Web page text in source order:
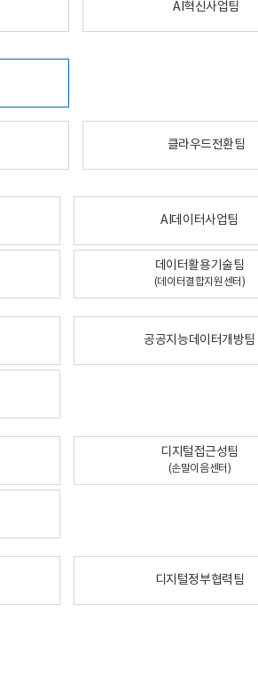
AI혁신사업팀
클라우드전환팀
AI데이터사업팀
데이터활용기술팀
(데이터결합지원센터)
공공지능데이터개방팀
디지털접근성팀
(손말이음센터)
디지털정부협력팀